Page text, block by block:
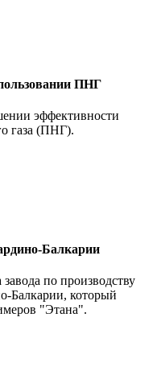
ПНГ
эффективности
газа (ПНГ).
Балкарии
по производству
Балкарии, который
"Этана".